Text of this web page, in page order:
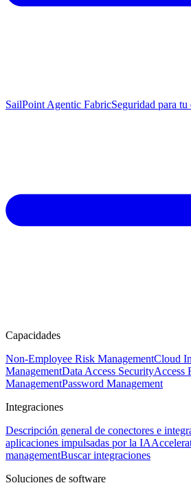
SailPoint Agentic FabricSeguridad para tu
Capacidades
Non-Employee Risk ManagementCloud
ManagementData Access SecurityAccess
ManagementPassword Management
Integraciones
Descripción general de conectores e
aplicaciones impulsadas por la IA
managementBuscar integraciones
Soluciones de software